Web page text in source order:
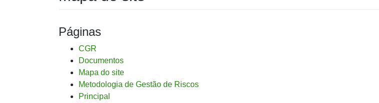
Páginas
CGR
Documentos
Mapa do site
Metodologia de Gestão de Riscos
Principal